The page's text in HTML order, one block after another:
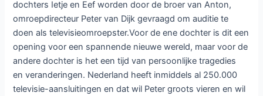
dochters Ietje en Eef worden door de broer van Anton,
omroepdirecteur Peter van Dijk gevraagd om auditie te
doen als televisieomroepster.Voor de ene dochter is dit een
opening voor een spannende nieuwe wereld, maar voor de
andere dochter is het een tijd van persoonlijke tragedies
en veranderingen. Nederland heeft inmiddels al 250.000
televisie-aansluitingen en dat wil Peter groots vieren en wil